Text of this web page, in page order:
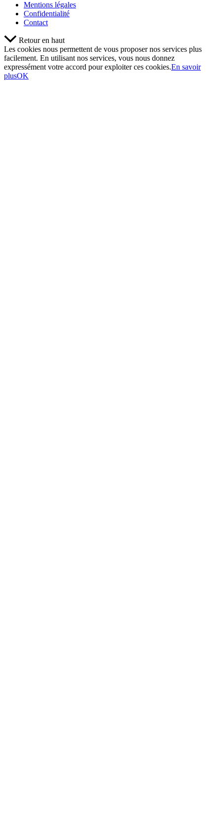
Mentions légales
Confidentialité
Contact
Retour en haut
Les cookies nous permettent de vous proposer nos services plus
facilement. En utilisant nos services, vous nous donnez
expressément votre accord pour exploiter ces cookies.En savoir
plusOK